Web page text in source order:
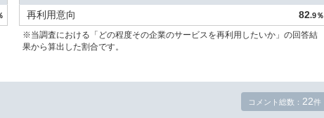
再利用意向
82.9％
※当調査における「どの程度その企業のサービスを再利用したいか」の回答結
果から算出した割合です。
コメント総数： 22件